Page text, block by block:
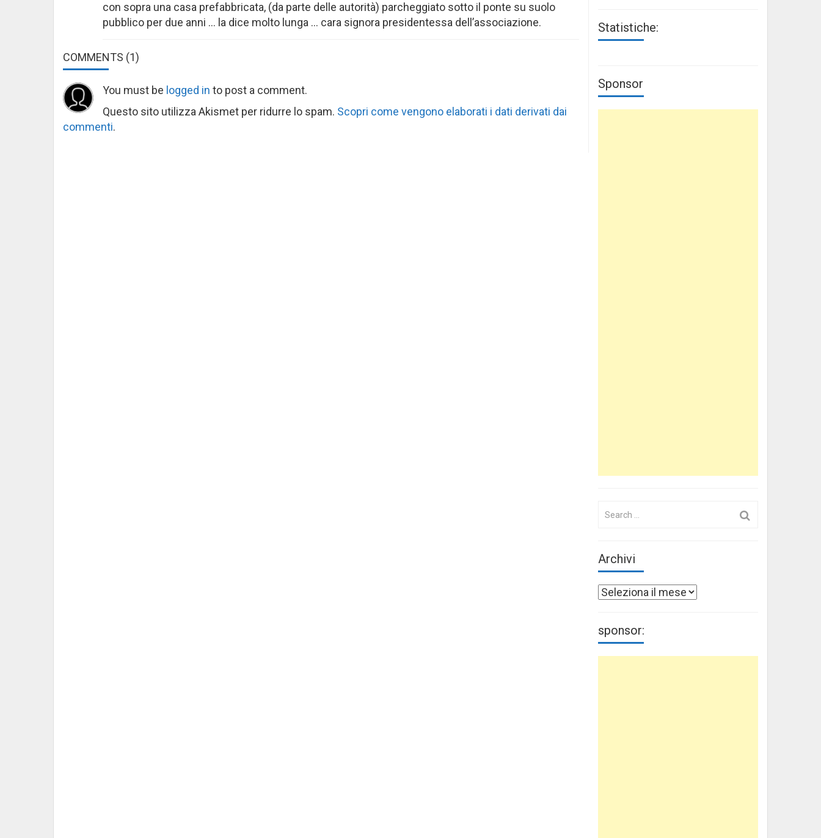
con sopra una casa prefabbricata, (da parte delle autorità) parcheggiato sotto il ponte su suolo
pubblico per due anni … la dice molto lunga … cara signora presidentessa dell’associazione.
COMMENTS (1)
You must be logged in to post a comment.
Questo sito utilizza Akismet per ridurre lo spam. Scopri come vengono elaborati i dati derivati dai
commenti.
Statistiche:
Sponsor
Archivi
Archivi
sponsor: